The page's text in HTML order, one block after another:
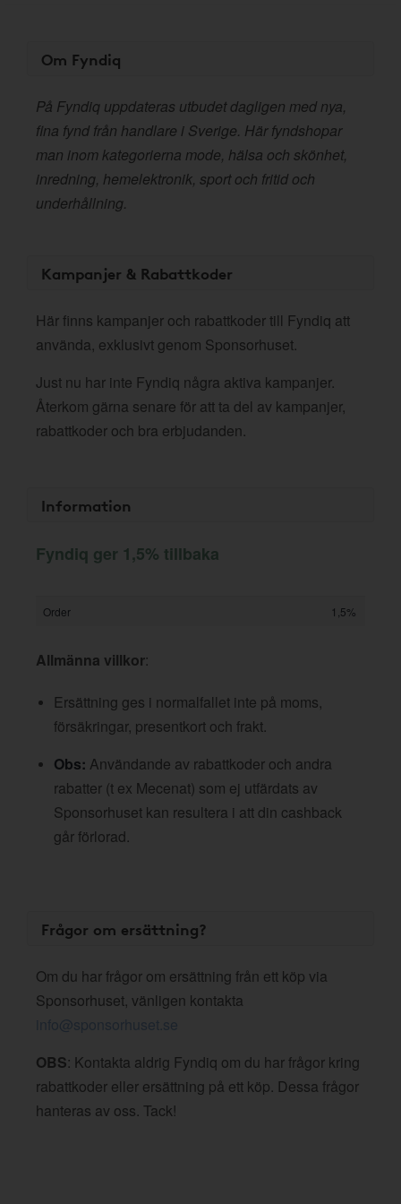
Om Fyndiq
På Fyndiq uppdateras utbudet dagligen med nya,
fina fynd från handlare i Sverige. Här fyndshopar
man inom kategorierna mode, hälsa och skönhet,
inredning, hemelektronik, sport och fritid och
underhållning.
Kampanjer & Rabattkoder
Här finns kampanjer och rabattkoder till Fyndiq att
använda, exklusivt genom Sponsorhuset.
Just nu har inte Fyndiq några aktiva kampanjer.
Återkom gärna senare för att ta del av kampanjer,
rabattkoder och bra erbjudanden.
Information
Fyndiq ger 1,5% tillbaka
Order 1,5%
Allmänna villkor:
Ersättning ges i normalfallet inte på moms,
försäkringar, presentkort och frakt.
Obs: Användande av rabattkoder och andra
rabatter (t ex Mecenat) som ej utfärdats av
Sponsorhuset kan resultera i att din cashback
går förlorad.
Frågor om ersättning?
Om du har frågor om ersättning från ett köp via
Sponsorhuset, vänligen kontakta
info@sponsorhuset.se
OBS: Kontakta aldrig Fyndiq om du har frågor kring
rabattkoder eller ersättning på ett köp. Dessa frågor
hanteras av oss. Tack!